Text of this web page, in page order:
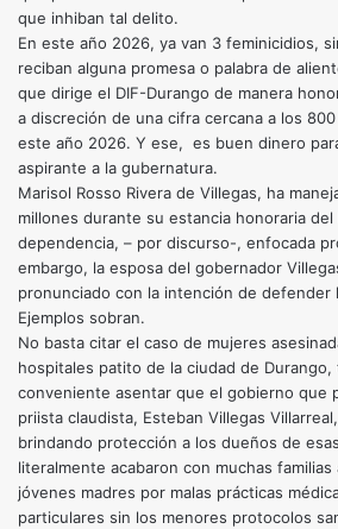
que inhiban tal delito.
En este año 2026, ya van 3 feminicidios,
reciban alguna promesa o palabra de
que dirige el DIF-Durango de manera
a discreción de una cifra cercana a los
este año 2026. Y ese, es buen dinero
aspirante a la gubernatura.
Marisol Rosso Rivera de Villegas, ha
millones durante su estancia honoraria del
dependencia, – por discurso-, enfocada
embargo, la esposa del gobernador
pronunciado con la intención de defender
Ejemplos sobran.
No basta citar el caso de mujeres
hospitales patito de la ciudad de Durango,
conveniente asentar que el gobierno que
priista claudista, Esteban Villegas
brindando protección a los dueños de
literalmente acabaron con muchas
jóvenes madres por malas prácticas
particulares sin los menores protocolos